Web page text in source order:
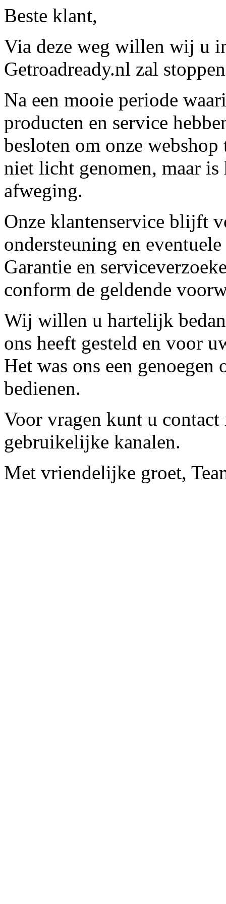
Beste klant,
Via deze weg willen wij u
Getroadready.nl zal
Na een mooie periode
producten en service
besloten om onze
niet licht genomen, maar
afweging.
Onze klantenservice blijft
ondersteuning en
Garantie en
conform de geldende
Wij willen u hartelijk
ons heeft gesteld en voor
Het was ons een
bedienen.
Voor vragen kunt u contact
gebruikelijke kanalen.
Met vriendelijke groet,